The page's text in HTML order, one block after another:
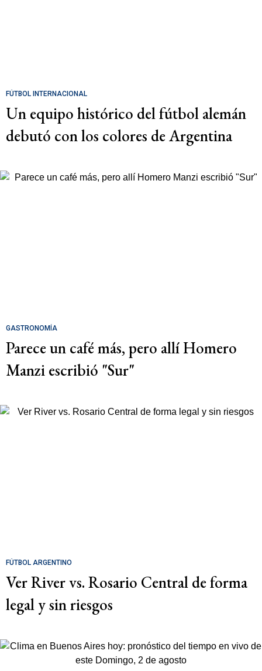
FÚTBOL INTERNACIONAL
Un equipo histórico del fútbol alemán
debutó con los colores de Argentina
GASTRONOMÍA
Parece un café más, pero allí Homero
Manzi escribió "Sur"
FÚTBOL ARGENTINO
Ver River vs. Rosario Central de forma
legal y sin riesgos